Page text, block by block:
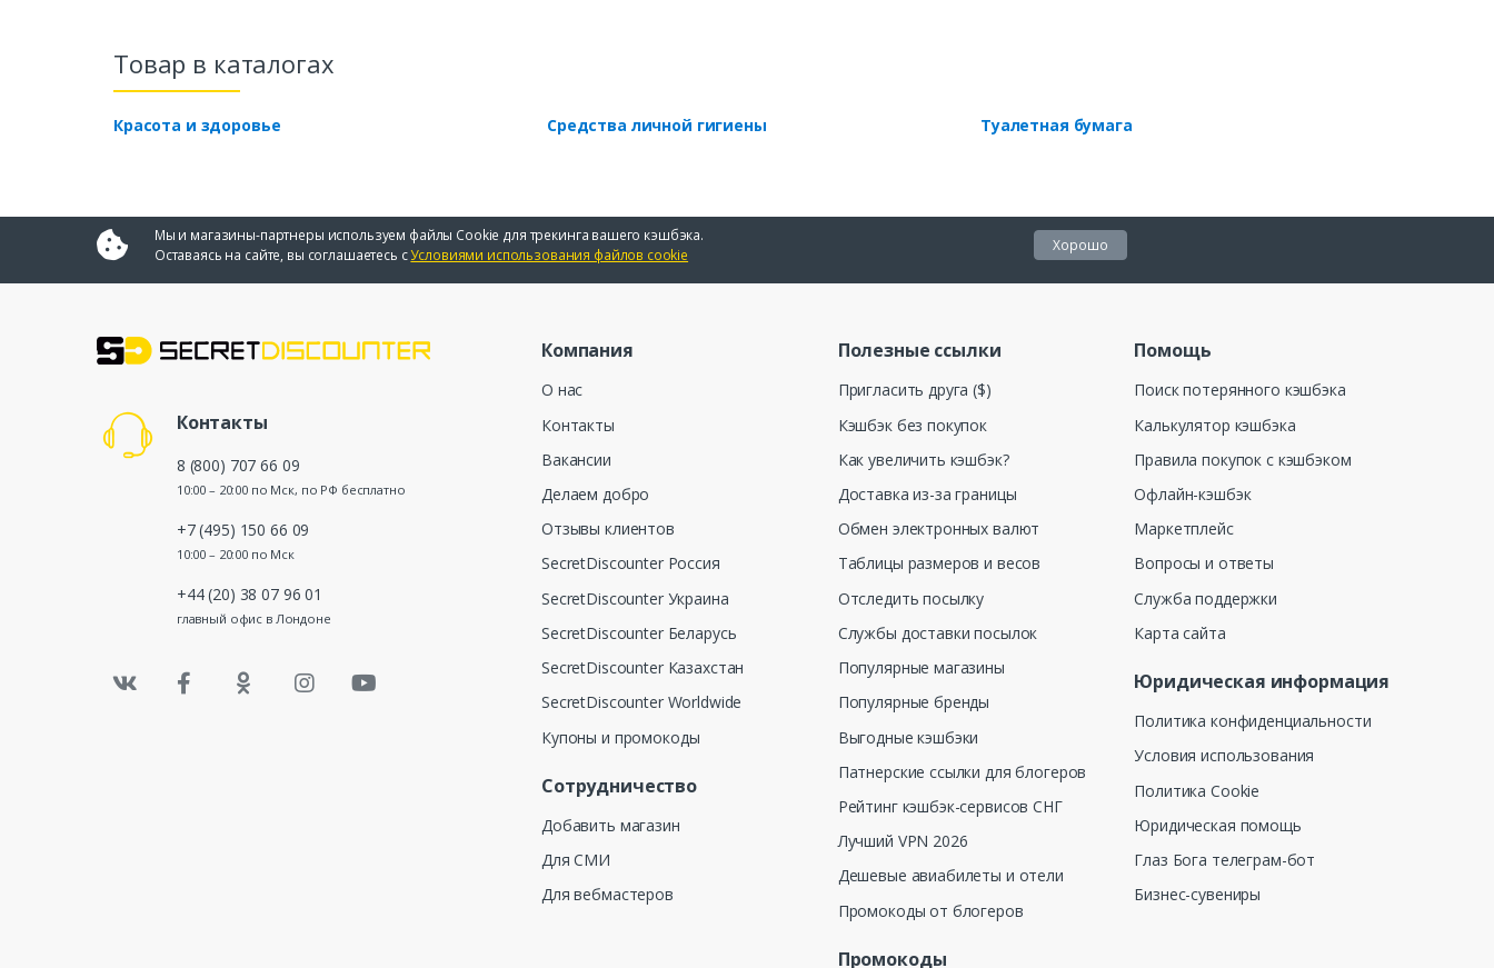
Товар в каталогах
Красота и здоровье Средства личной гигиены Туалетная бумага
Мы и магазины-партнеры используем файлы Cookie для трекинга вашего кэшбэка.
Оставаясь на сайте, вы соглашаетесь сУсловиями использования файлов cookie
Хорошо
Контакты
8 (800) 707 66 09
10:00 – 20:00 по Мск, по РФ бесплатно
+7 (495) 150 66 09
10:00 – 20:00 по Мск
+44 (20) 38 07 96 01
главный офис в Лондоне
Компания
О нас
Контакты
Вакансии
Делаем добро
Отзывы клиентов
SecretDiscounter Россия
SecretDiscounter Украина
SecretDiscounter Беларусь
SecretDiscounter Казахстан
SecretDiscounter Worldwide
Купоны и промокоды
Сотрудничество
Добавить магазин
Для СМИ
Для вебмастеров
Полезные ссылки
Пригласить друга ($)
Кэшбэк без покупок
Как увеличить кэшбэк?
Доставка из-за границы
Обмен электронных валют
Таблицы размеров и весов
Отследить посылку
Службы доставки посылок
Популярные магазины
Популярные бренды
Выгодные кэшбэки
Патнерские ссылки для блогеров
Рейтинг кэшбэк-сервисов СНГ
Лучший VPN 2026
Дешевые авиабилеты и отели
Промокоды от блогеров
Промокоды
Помощь
Поиск потерянного кэшбэка
Калькулятор кэшбэка
Правила покупок с кэшбэком
Офлайн-кэшбэк
Маркетплейс
Вопросы и ответы
Служба поддержки
Карта сайта
Юридическая информация
Политика конфиденциальности
Условия использования
Политика Cookie
Юридическая помощь
Глаз Бога телеграм-бот
Бизнес-сувениры